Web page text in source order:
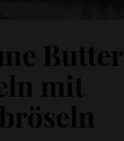
Butter
mit